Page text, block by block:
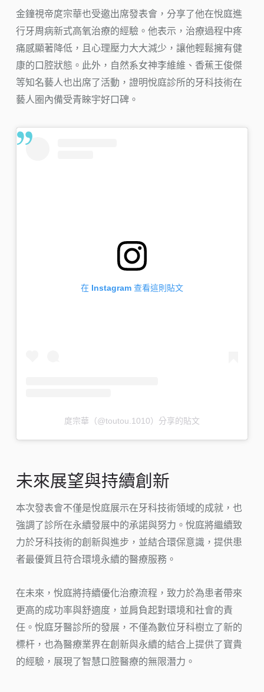
金鐘視帝庹宗華也受邀出席發表會，分享了他在悅庭進
行牙周病新式高氧治療的經驗。他表示，治療過程中疼
痛感顯著降低，且心理壓力大大減少，讓他輕鬆擁有健
康的口腔狀態。此外，自然系女神李維維、香蕉王俊傑
等知名藝人也出席了活動，證明悅庭診所的牙科技術在
藝人圈內備受青睞宇好口碑。
在 Instagram 查看這則貼文
庹宗華（@toutou.1010）分享的貼文
未來展望與持續創新
本次發表會不僅是悅庭展示在牙科技術領域的成就，也
強調了診所在永續發展中的承諾與努力。悅庭將繼續致
力於牙科技術的創新與進步，並結合環保意識，提供患
者最優質且符合環境永續的醫療服務。
在未來，悅庭將持續優化治療流程，致力於為患者帶來
更高的成功率與舒適度，並肩負起對環境和社會的責
任。悅庭牙醫診所的發展，不僅為數位牙科樹立了新的
標杆，也為醫療業界在創新與永續的結合上提供了寶貴
的經驗，展現了智慧口腔醫療的無限潛力。